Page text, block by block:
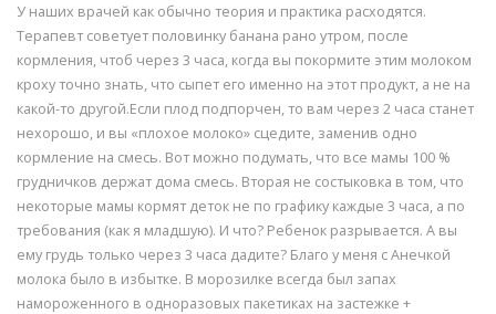
У наших врачей как обычно теория и практика расходятся.
Терапевт советует половинку банана рано утром, после
кормления, чтоб через 3 часа, когда вы покормите этим молоком
кроху точно знать, что сыпет его именно на этот продукт, а не на
какой-то другой.Если плод подпорчен, то вам через 2 часа станет
нехорошо, и вы «плохое молоко» сцедите, заменив одно
кормление на смесь. Вот можно подумать, что все мамы 100 %
грудничков держат дома смесь. Вторая не состыковка в том, что
некоторые мамы кормят деток не по графику каждые 3 часа, а по
требования (как я младшую). И что? Ребенок разрывается. А вы
ему грудь только через 3 часа дадите? Благо у меня с Анечкой
молока было в избытке. В морозилке всегда был запах
намороженного в одноразовых пакетиках на застежке +